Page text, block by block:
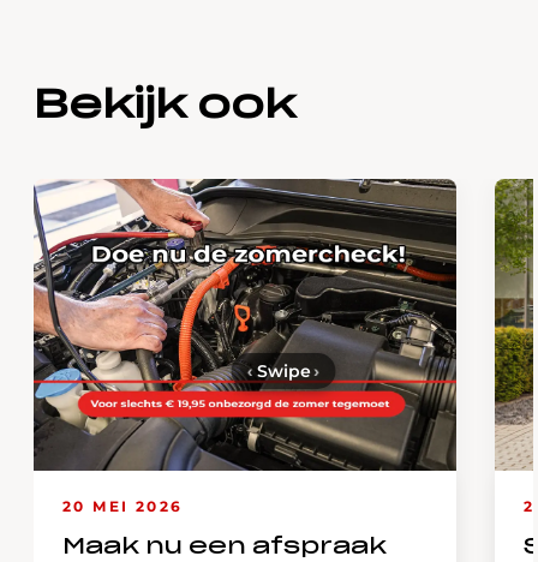
Bekijk ook
20 MEI 2026
Maak nu een afspraak
‹ Swipe›